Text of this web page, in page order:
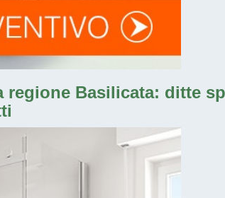
Basilicata: ditte